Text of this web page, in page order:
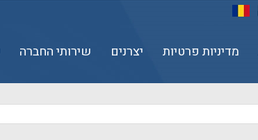
מדיניות פרטיות יצרנים שירותי החברה